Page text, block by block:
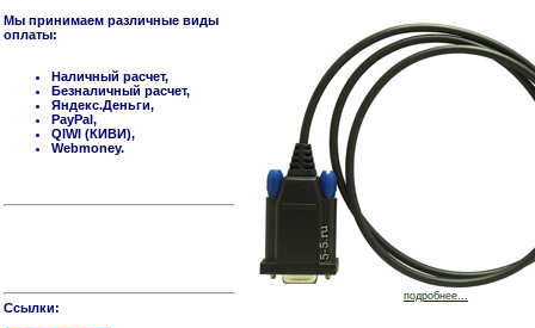
Мы принимаем различные виды
оплаты:
Наличный расчет,
Безналичный расчет,
Яндекс.Деньги,
PayPal,
QIWI (КИВИ),
Webmoney.
Cсылки:
подробнее...